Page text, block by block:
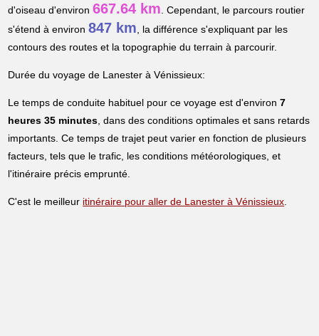
d'oiseau d'environ667.64 km. Cependant, le parcours routier
s'étend à environ847 km, la différence s'expliquant par les
contours des routes et la topographie du terrain à parcourir.
Durée du voyage de Lanester à Vénissieux:
Le temps de conduite habituel pour ce voyage est d'environ7
heures 35 minutes, dans des conditions optimales et sans retards
importants. Ce temps de trajet peut varier en fonction de plusieurs
facteurs, tels que le trafic, les conditions météorologiques, et
l'itinéraire précis emprunté.
C'est le meilleur itinéraire pour aller de Lanester à Vénissieux.